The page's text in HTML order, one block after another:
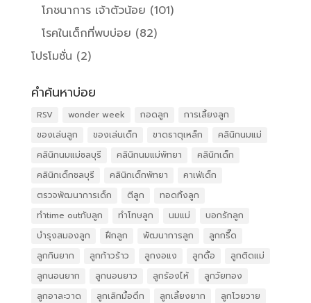
โภชนาการ เจ้าตัวน้อย (101)
โรคในเด็กที่พบบ่อย (82)
โปรโมชั่น (2)
คำค้นหาบ่อย
RSV wonder week กอดลูก
การเลี้ยงลูก
ของเล่นลูก
ของเล่นเด็ก ขาดธาตุเหล็ก
คลินิกนมแม่
คลินิกนมแม่ชลบุรี
คลินิกนมแม่พัทยา
คลินิกเด็ก
คลินิกเด็กชลบุรี
คลินิกเด็กพัทยา
คาเฟ่เด็ก
ตรวจพัฒนาการเด็ก
ตีลูก
ทอดทิ้งลูก
ทำtime outกับลูก
ทำโทษลูก นมแม่
บอกรักลูก
บำรุงสมองลูก
ฝึกลูก พัฒนาการลูก
ลูกกรี๊ด
ลูกกินยาก
ลูกก้าวร้าว ลูกงอแง ลูกดื้อ
ลูกติดแม่
ลูกนอนยาก
ลูกนอนยาว ลูกร้องไห้
ลูกวัยทอง
ลูกอาละวาด
ลูกเลิกมื้อดึก ลูกเลี้ยงยาก
ลูกโวยวาย